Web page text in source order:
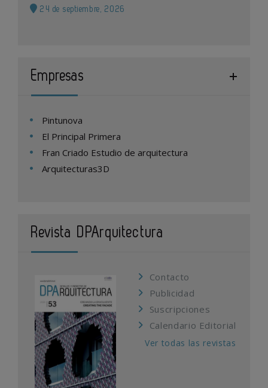
24 de septiembre, 2026
Empresas
Pintunova
El Principal Primera
Fran Criado Estudio de arquitectura
Arquitecturas3D
Revista DPArquitectura
Contacto
Publicidad
Suscripciones
Calendario Editorial
Ver todas las revistas